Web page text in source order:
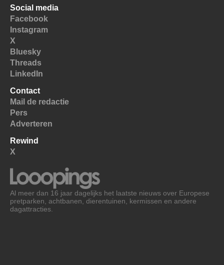
Social media
Facebook
Instagram
X
Bluesky
Threads
LinkedIn
Contact
Mail de redactie
Pers
Adverteren
Rewind
X
Al meer dan 16 jaar dagelijks het laatste nieuws over Europese
pretparken, achtbanen, dierentuinen, kermissen en andere
dagattracties.